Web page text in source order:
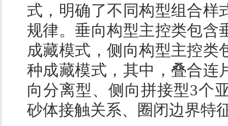
式，明确了不同构型组合样
规律。垂向构型主控类包含
成藏模式，侧向构型主控类
种成藏模式，其中，叠合连
向分离型、侧向拼接型3个
砂体接触关系、圈闭边界特